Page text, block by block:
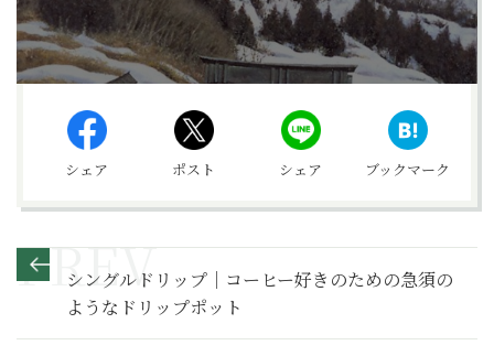
シェア ポスト シェア ブックマーク
シングルドリップ｜コーヒー好きのための急須の
ようなドリップポット